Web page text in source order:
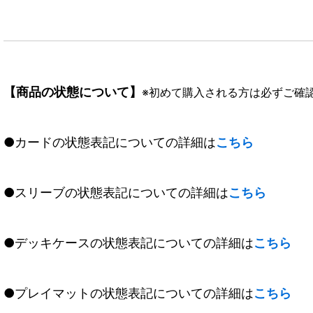
【商品の状態について】 ※初めて購入される方は必ずご確
●カードの状態表記についての詳細はこちら
●スリーブの状態表記についての詳細はこちら
●デッキケースの状態表記についての詳細はこちら
●プレイマットの状態表記についての詳細はこちら